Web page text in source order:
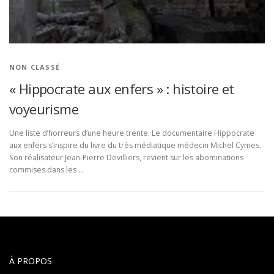
NON CLASSÉ
« Hippocrate aux enfers » : histoire et
voyeurisme
Une liste d’horreurs d’une heure trente. Le documentaire Hippocrate
aux enfers s’inspire du livre du très médiatique médecin Michel Cymes.
Son réalisateur Jean-Pierre Devilliers, revient sur les abominations
commises dans les …
À PROPOS